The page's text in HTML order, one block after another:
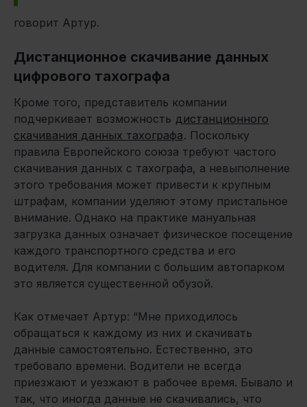
говорит Артур.
Дистанционное скачивание данных
цифрового тахографа
Кроме того, представитель компании
подчеркивает возможность дистанционного
скачивания данных тахографа. Поскольку
правила Европейского союза требуют частого
скачивания данных с тахографа, а невыполнение
этого требования может привести к крупным
штрафам, компании уделяют этому пристальное
внимание. Однако на практике мануальная
загрузка данных означает физическое посещение
каждого транспортного средства и его
водителя. Для компании с большим автопарком
это является существенной обузой.
Как отмечает Артур: “Мне приходилось
обращаться к каждому из них и скачивать
данные самостоятельно. Естественно, это
требовало времени. Водители не всегда
приезжают и уезжают в рабочее время. Бывало и
так, что иногда данные не скачивались, что